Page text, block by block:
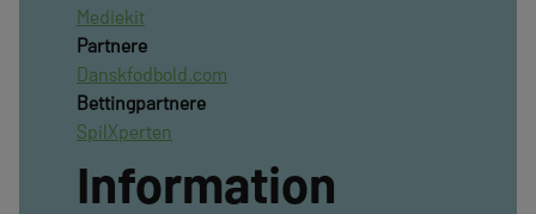
Mediekit
Partnere
Danskfodbold.com
Bettingpartnere
SpilXperten
Information